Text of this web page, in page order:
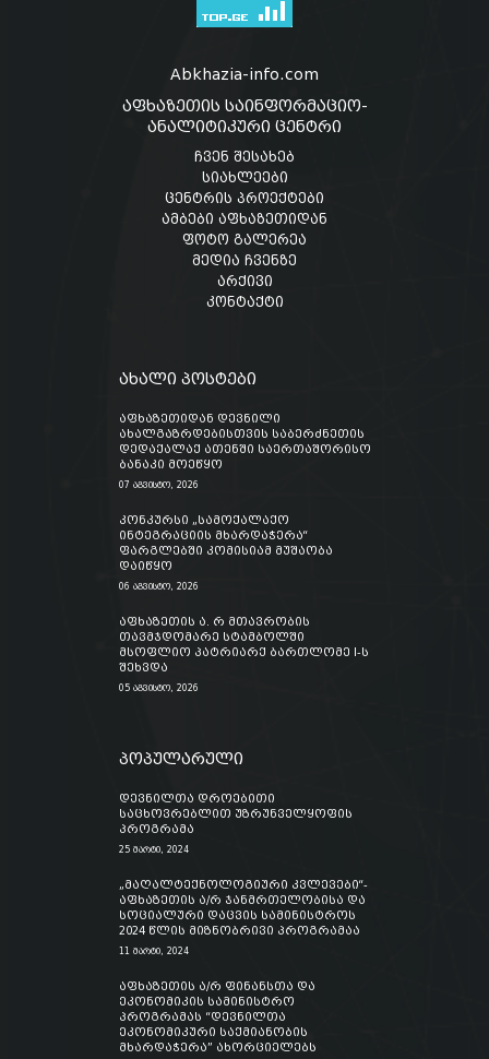
Abkhazia-info.com
აფხაზეთის საინფორმაციო-
ანალიტიკური ცენტრი
ჩვენ შესახებ
სიახლეები
ცენტრის პროექტები
ამბები აფხაზეთიდან
ფოტო გალერეა
მედია ჩვენზე
არქივი
კონტაქტი
ახალი პოსტები
აფხაზეთიდან დევნილი
ახალგაზრდებისთვის საბერძნეთის
დედაქალაქ ათენში საერთაშორისო
ბანაკი მოეწყო
07 აგვისტო, 2026
კონკურსი „სამოქალაქო
ინტეგრაციის მხარდაჭერა“
ფარგლებში კომისიამ მუშაობა
დაიწყო
06 აგვისტო, 2026
აფხაზეთის ა. რ მთავრობის
თავმჯდომარე სტამბოლში
მსოფლიო პატრიარქ ბართლომე I-ს
შეხვდა
05 აგვისტო, 2026
პოპულარული
დევნილთა დროებითი
საცხოვრებლით უზრუნველყოფის
პროგრამა
25 მარტი, 2024
„მაღალტექნოლოგიური კვლევები“-
აფხაზეთის ა/რ ჯანმრთელობისა და
სოციალური დაცვის სამინისტროს
2024 წლის მიზნობრივი პროგრამაა
11 მარტი, 2024
აფხაზეთის ა/რ ფინანსთა და
ეკონომიკის სამინისტრო
პროგრამას “დევნილთა
ეკონომიკური საქმიანობის
მხარდაჭერა” ახორციელებს